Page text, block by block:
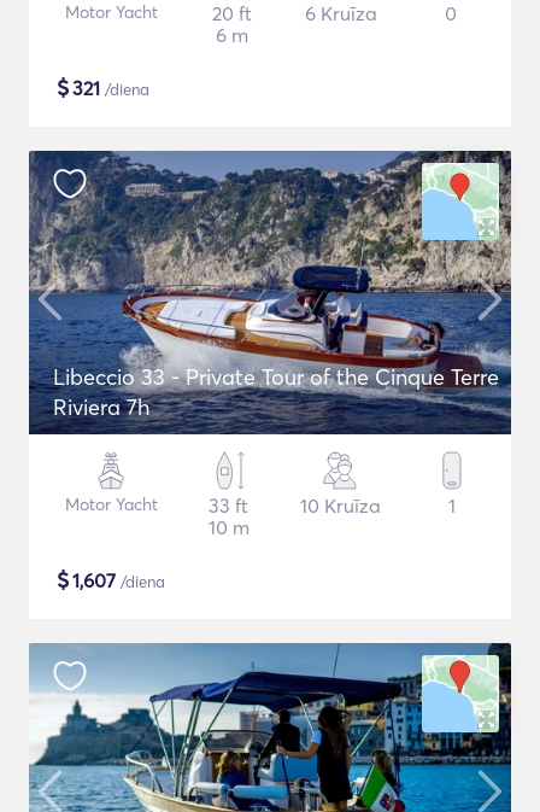
Motor Yacht
20 ft
6 m
6 Kruīza 0
$321 /diena
Libeccio 33 - Private Tour of the Cinque Terre
Riviera 7h
Motor Yacht
33 ft
10 m
10 Kruīza 1
$1,607 /diena